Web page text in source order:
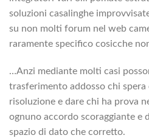
soluzioni casalinghe
su non molti forum nel web
raramente specifico cosicche
…Anzi mediante molti casi
trasferimento addosso chi spera
risoluzione e dare chi ha prova
ognuno accordo scoraggiante e
spazio di dato che corretto.